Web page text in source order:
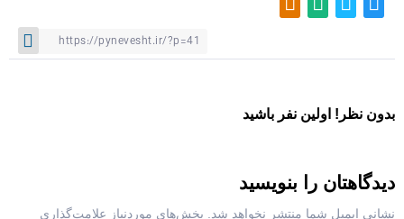
بدون نظر! اولین نفر باشید
دیدگاهتان را بنویسید
نشانی ایمیل شما منتشر نخواهد شد.
بخش‌های موردنیاز علامت‌گذاری